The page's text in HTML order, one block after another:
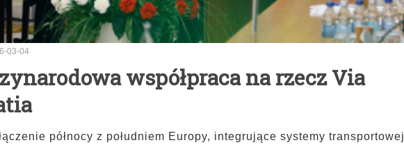
03-04
współpraca na rzecz Via
północy z południem Europy, integrujące systemy transportowej